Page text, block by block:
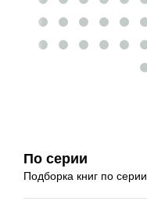
По серии
Подборка книг по серии